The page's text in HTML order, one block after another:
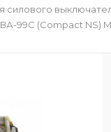
силового
99С (Compact NS)